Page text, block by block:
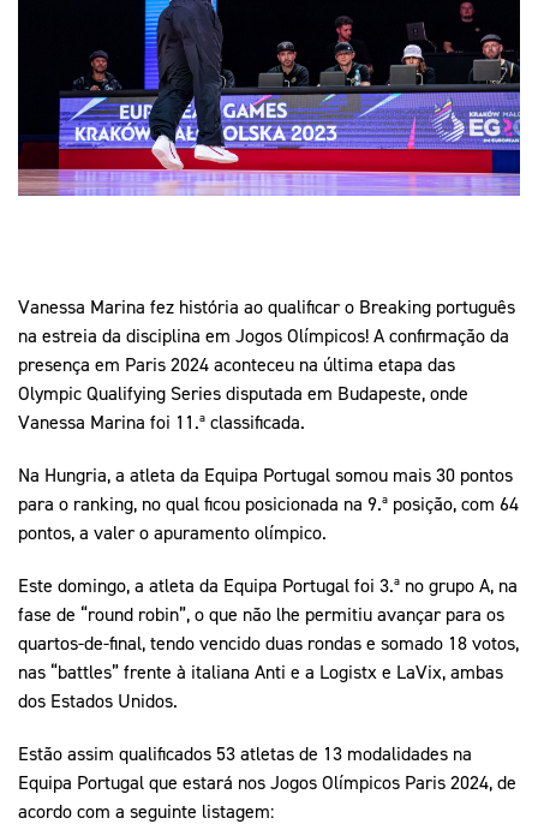
Documentos
Contactos
Educação Olímpica
Equipa Portugal
Educação
Equipa Portugal
Arquivo Histórico
Educação Olímpica
Equipa Portugal
Vanessa Marina fez história ao qualificar o Breaking português
na estreia da disciplina em Jogos Olímpicos! A confirmação da
presença em Paris 2024 aconteceu na última etapa das
Olympic Qualifying Series disputada em Budapeste, onde
Vanessa Marina foi 11.ª classificada.
Na Hungria, a atleta da Equipa Portugal somou mais 30 pontos
para o ranking, no qual ficou posicionada na 9.ª posição, com 64
pontos, a valer o apuramento olímpico.
Este domingo, a atleta da Equipa Portugal foi 3.ª no grupo A, na
fase de “round robin”, o que não lhe permitiu avançar para os
quartos-de-final, tendo vencido duas rondas e somado 18 votos,
nas “battles” frente à italiana Anti e a Logistx e LaVix, ambas
dos Estados Unidos.
Estão assim qualificados 53 atletas de 13 modalidades na
Equipa Portugal que estará nos Jogos Olímpicos Paris 2024, de
acordo com a seguinte listagem: